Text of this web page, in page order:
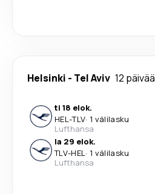
Helsinki - Tel Aviv 12 päivää
ti 18 elok.
HEL-TLV· 1 välilasku
Lufthansa
la 29 elok.
TLV-HEL· 1 välilasku
Lufthansa